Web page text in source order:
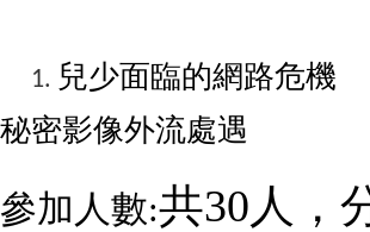
兒少面臨的網路危機
秘密影像外流處遇
參加人數:共30人，